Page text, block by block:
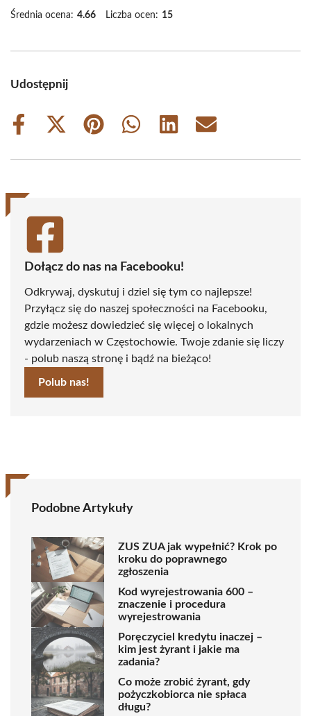
Średnia ocena: 4.66 Liczba ocen: 15
Udostępnij
Share
Share
(Twitter)
Share
Share
Share
Share
Dołącz do nas na Facebooku!
Odkrywaj, dyskutuj i dziel się tym co najlepsze!
Przyłącz się do naszej społeczności na Facebooku,
gdzie możesz dowiedzieć się więcej o lokalnych
wydarzeniach w Częstochowie. Twoje zdanie się liczy
- polub naszą stronę i bądź na bieżąco!
Polub nas!
Podobne Artykuły
ZUS ZUA jak wypełnić? Krok po
kroku do poprawnego
zgłoszenia
Kod wyrejestrowania 600 –
znaczenie i procedura
wyrejestrowania
Poręczyciel kredytu inaczej –
kim jest żyrant i jakie ma
zadania?
Co może zrobić żyrant, gdy
pożyczkobiorca nie spłaca
długu?